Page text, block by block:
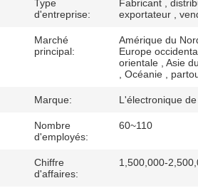
D'USINE
CONTRÔLE
QUALITÉ
CONTACTEZ-
NOUS
Type
d'entreprise:
Fabricant ,
exportateur ,
Marché
principal:
Amérique du
Europe
orientale , Asie
, Océanie ,
Marque: L'électronique
Nombre
d'employés:
60~110
Chiffre
d'affaires:
1,500,000-